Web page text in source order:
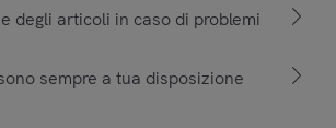
degli articoli in caso di problemi
sempre a tua disposizione